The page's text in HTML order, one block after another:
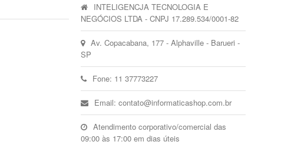
INTELIGENCJA TECNOLOGIA E
NEGÓCIOS LTDA - CNPJ 17.289.534/0001-82
Av. Copacabana, 177 - Alphaville - Barueri -
SP
Fone: 11 37773227
Email: contato@informaticashop.com.br
Atendimento corporativo/comercial das
09:00 às 17:00 em dias úteis